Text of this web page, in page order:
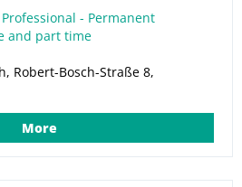
- Permanent
and part time
Robert-Bosch-Straße 8,
More